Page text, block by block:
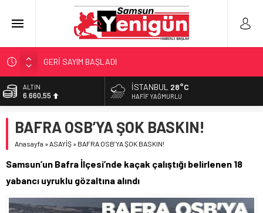
GERİ SAYIM BAŞLADI
SAMSUNSPOR’DA HEDEF 5’İNCİLİK!
‘BAFRA’YA YATIRIM YAPIN!’
YÖNETİCİ SEÇERKEN YAPILAN EN BÜYÜK HATALAR
ALTIN
6.660,55
13.779,39
DOLAR
55,1881
İSTANBUL 28°C
HAFIF YAĞMURLU
BAFRA OSB’YA ŞOK BASKIN!
Anasayfa »ASAYİŞ » BAFRA OSB’YA ŞOK BASKIN!
Samsun’un Bafra İlçesi’nde kaçak çalıştığı belirlenen 18
yabancı uyruklu gözaltına alındı